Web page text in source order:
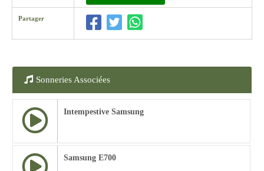
Partager
Sonneries Associées
Intempestive Samsung
Samsung E700